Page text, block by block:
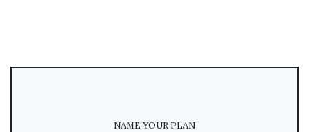
NAME YOUR PLAN